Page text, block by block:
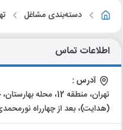
دسته‌بندی مشاغل
اطلاعات تماس
آدرس :
تهران، منطقه 12،
(هدایت)، بعد از چهارراه نورمحمدی، پلاک